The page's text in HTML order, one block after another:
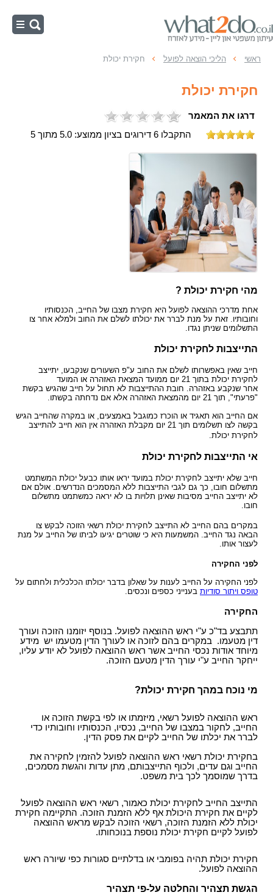
ראשי
הוצאה לפועל - זוכה
עיקולים
ראשי הליכי הוצאה לפועל חקירת יכולת
חקירת יכולת
דרגו את המאמר
התקבלו 6 דירוגים בציון ממוצע: 5.0 מתוך 5
מהי חקירת יכולת ?
אחת מדרכי ההוצאה לפועל היא חקירת מצבו של החייב, הכנסותיו
וחובותיו. זאת על מנת לברר את יכולתו לשלם את החוב ולמלא אחר צו
התשלומים שניתן נגדו.
התייצבות לחקירת יכולת
חייב שאין באפשרותו לשלם את החוב ע"פ השעורים שנקבעו, יתייצב
לחקירת יכולת בתוך 21 יום ממועד המצאת האזהרה או המועד
אחר שנקבע באזהרה. חובת ההתייצבות לא תחול על חייב שהגיש בקשת
"פרעתי", תוך 21 יום מהמצאת האזהרה אלא אם נדחתה בקשתו.
אם החייב הוא תאגיד או הוכרז כמוגבל באמצעים, או במקרה שהחייב הגיש
בקשה לצו תשלומים תוך 21 יום מקבלת האזהרה אין הוא חייב להתייצב
לחקירת יכולת.
אי התייצבות לחקירת יכולת
חייב שלא יתייצב לחקירת יכולת במועד יראו אותו כבעל יכולת המשתמט
מתשלום חובו, כך גם לגבי התייצבות ללא המסמכים הנדרשים. אולם אם
לא יתייצב החייב מסיבות שאינן תלויות בו לא יראה כמשתמט מתשלום
חובו.
במקרים בהם החייב לא התייצב לחקירת יכולת רשאי הזוכה לבקש צו
הבאה נגד החייב. המשמעות היא כי שוטרים יגיעו לביתו של החייב על מנת
לעצור אותו.
לפני החקירה
לפני החקירה על החייב לענות על שאלון בדבר יכולתו הכלכלית ולחתום על
טופס ויתור סודיות בענייני כספים ונכסים.
החקירה
תתבצע בד"כ ע"י ראש ההוצאה לפועל. בנוסף יזומנו הזוכה ועורך
דין מטעמו. במקרים בהם לזוכה או לעורך הדין מטעמו יש מידע
מיוחד אודות נכסי החייב אשר ראש ההוצאה לפועל לא יודע עליו,
ייחקר החייב ע"י עורך הדין מטעם הזוכה.
מי נוכח במהך חקירת יכולת?
ראש ההוצאה לפועל רשאי, מיזמתו או לפי בקשת הזוכה או
החייב, לחקור במצבו של החייב, נכסיו, הכנסותיו וחובותיו כדי
לברר את יכלתו של החייב לקיים את פסק הדין.
בחקירת יכולת רשאי ראש ההוצאה לפועל להזמין לחקירה את
החייב וגם עדים, ולכוף התייצבותם, מתן עדות והגשת מסמכים,
בדרך שמוסמך לכך בית משפט.
התייצב החייב לחקירת יכולת כאמור, רשאי ראש ההוצאה לפועל
לקיים את חקירת היכולת אף ללא הזמנת הזוכה. התקיימה חקירת
יכולת ללא הזמנת הזוכה, רשאי הזוכה לבקש מראש ההוצאה
לפועל לקיים חקירת יכולת נוספת בנוכחותו.
חקירת יכולת תהיה בפומבי או בדלתיים סגורות כפי שיורה ראש
ההוצאה לפועל.
הגשת תצהיר והחלטה על-פי תצהיר